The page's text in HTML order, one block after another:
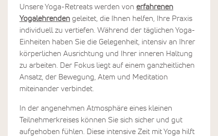
Unsere Yoga-Retreats werden von erfahrenen
Yogalehrenden geleitet, die Ihnen helfen, Ihre Praxis
individuell zu vertiefen. Während der täglichen Yoga-
Einheiten haben Sie die Gelegenheit, intensiv an Ihrer
körperlichen Ausrichtung und Ihrer inneren Haltung
zu arbeiten. Der Fokus liegt auf einem ganzheitlichen
Ansatz, der Bewegung, Atem und Meditation
miteinander verbindet.
In der angenehmen Atmosphäre eines kleinen
Teilnehmerkreises können Sie sich sicher und gut
aufgehoben fühlen. Diese intensive Zeit mit Yoga hilft